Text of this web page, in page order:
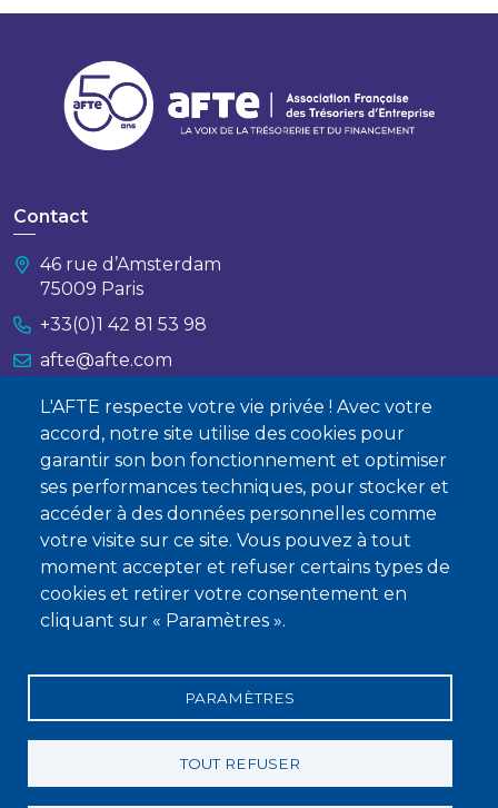
L'AFTE respecte votre vie privée ! Avec votre
accord, notre site utilise des cookies pour
garantir son bon fonctionnement et optimiser
ses performances techniques, pour stocker et
accéder à des données personnelles comme
votre visite sur ce site. Vous pouvez à tout
moment accepter et refuser certains types de
cookies et retirer votre consentement en
cliquant sur « Paramètres ».
PARAMÈTRES
TOUT REFUSER
Contact
46 rue d’Amsterdam
75009 Paris
+33(0)1 42 81 53 98
afte@afte.com
Nous contacter
À propos
Qui sommes-nous ?
Devenir membre
Mentions légales
Conditions générales de vente